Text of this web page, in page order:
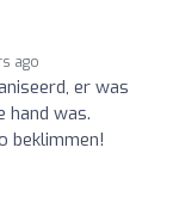
ago
er was
hand was.
beklimmen!